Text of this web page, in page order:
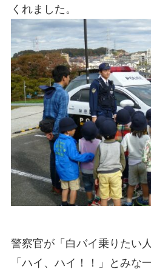
くれました。
警察官が「白バイ乗りたい
「ハイ、ハイ！！」とみな